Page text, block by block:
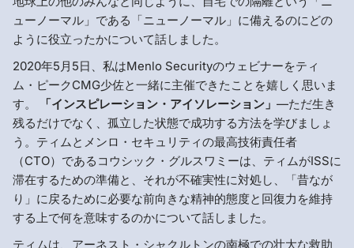
ューノーマル」である「ニューノーマル」に備えるのにどの
ように役立ったかについて話しました。
2020年5月5日、私はMenlo Securityのウェビナーをティ
ム・ピークCMG少佐と一緒に主催できたことを嬉しく思いま
す。
「インスピレーション・アイソレーション」 —ただ生き
残るだけでなく、孤立した状態で成功する方法を学びましょ
う。ティムとメンロ・セキュリティの最高技術責任者
（CTO）であるコウシック・グルスワミーは、ティムがISSに
滞在するための準備と、それが不確実性に対処し、「昔なが
り」に戻るために必要な前向きな精神的態度と回復力を維持
する上で何を意味するのかについて話しました。
ティムは、アーネスト・シャクルトンの南極での壮大な救助